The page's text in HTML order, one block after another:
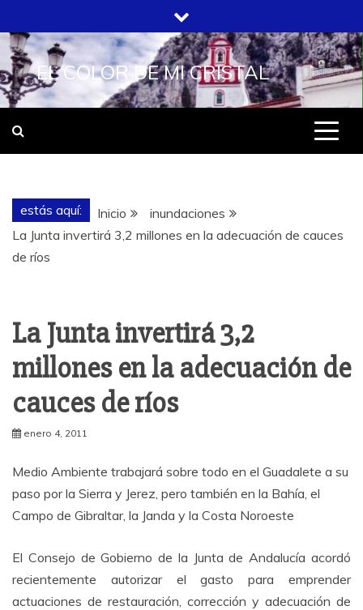
al
contenido
EL COLOR DE MI CRISTAL
estás aquí: Inicio
inundaciones
La Junta invertirá 3,2 millones en la adecuación de cauces
de ríos
La Junta invertirá 3,2
millones en la adecuación de
cauces de ríos
enero 4, 2011
Medio Ambiente trabajará sobre todo en el Guadalete a su
paso por la Sierra y Jerez, pero también en la Bahía, el
Campo de Gibraltar, la Janda y la Costa Noroeste
El Consejo de Gobierno de la Junta de Andalucía acordó
recientemente autorizar el gasto para emprender
actuaciones de restauración, corrección y adecuación de